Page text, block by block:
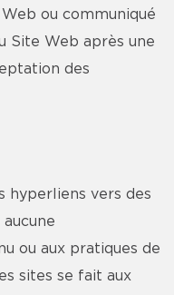
ou communiqué
Site Web après une
des
hyperliens vers des
ou aux pratiques de
sites se fait aux